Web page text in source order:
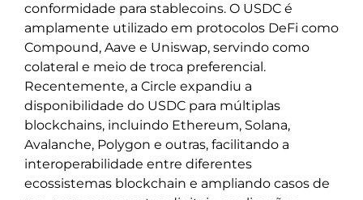
conformidade para stablecoins. O USDC é
amplamente utilizado em protocolos DeFi como
Compound, Aave e Uniswap, servindo como
colateral e meio de troca preferencial.
Recentemente, a Circle expandiu a
disponibilidade do USDC para múltiplas
blockchains, incluindo Ethereum, Solana,
Avalanche, Polygon e outras, facilitando a
interoperabilidade entre diferentes
ecossistemas blockchain e ampliando casos de